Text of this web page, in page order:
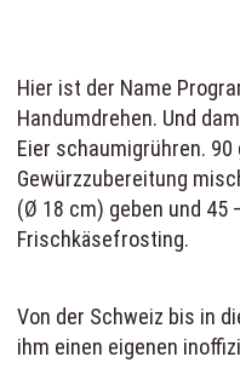
Hier ist der Name
Handumdrehen. Und
Eier schaumigrühren. 90
Gewürzzubereitung
(Ø 18 cm) geben und 45
Frischkäsefrosting.
Von der Schweiz bis in
ihm einen eigenen